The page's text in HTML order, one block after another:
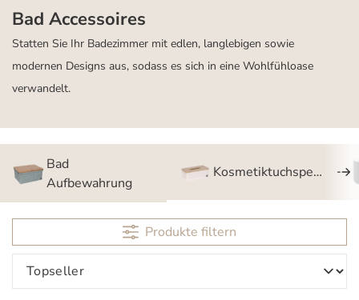
Bad Accessoires
Statten Sie Ihr Badezimmer mit edlen, langlebigen sowie
modernen Designs aus, sodass es sich in eine Wohlfühloase
verwandelt.
Bad
Aufbewahrung
Kosmetiktuchspender
Produkte filtern